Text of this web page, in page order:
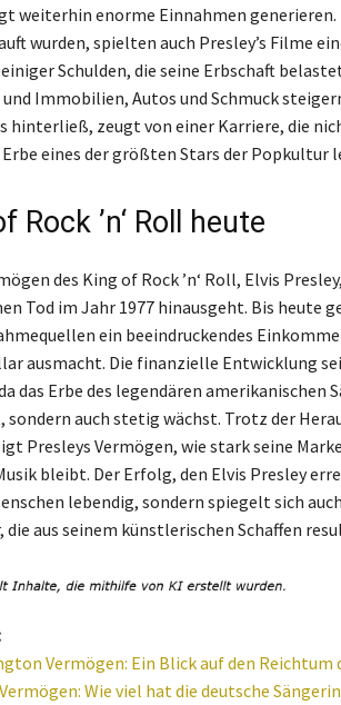
weiterhin enorme Einnahmen generieren.
wurden, spielten auch Presley’s Filme
Schulden, die seine Erbschaft
und Immobilien, Autos und Schmuck
hinterließ, zeugt von einer Karriere, die
Erbe eines der größten Stars der Popkultur
Rock ’n‘ Roll heute
des King of Rock ’n‘ Roll, Elvis
Tod im Jahr 1977 hinausgeht. Bis heute
ein beeindruckendes
ausmacht. Die finanzielle Entwicklung
das Erbe des legendären amerikanischen
sondern auch stetig wächst. Trotz der
Presleys Vermögen, wie stark seine
bleibt. Der Erfolg, den Elvis Presley
lebendig, sondern spiegelt sich
die aus seinem künstlerischen Schaffen
Vermögen: Ein Blick auf den Reichtum
Wie viel hat die deutsche Sängerin